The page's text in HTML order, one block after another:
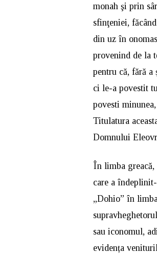
monah şi prin
sfinţeniei,
din uz în
provenind de la
pentru că, fără
ci le-a povestit
povesti
Titulatura
Domnului
În limba greacă,
care a
„Dohio” în
sau iconomul,
evidența